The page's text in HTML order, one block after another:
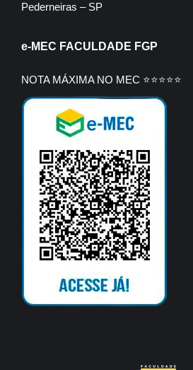
Pederneiras – SP
e-MEC FACULDADE FGP
NOTA MÁXIMA NO MEC ⭐⭐⭐⭐⭐